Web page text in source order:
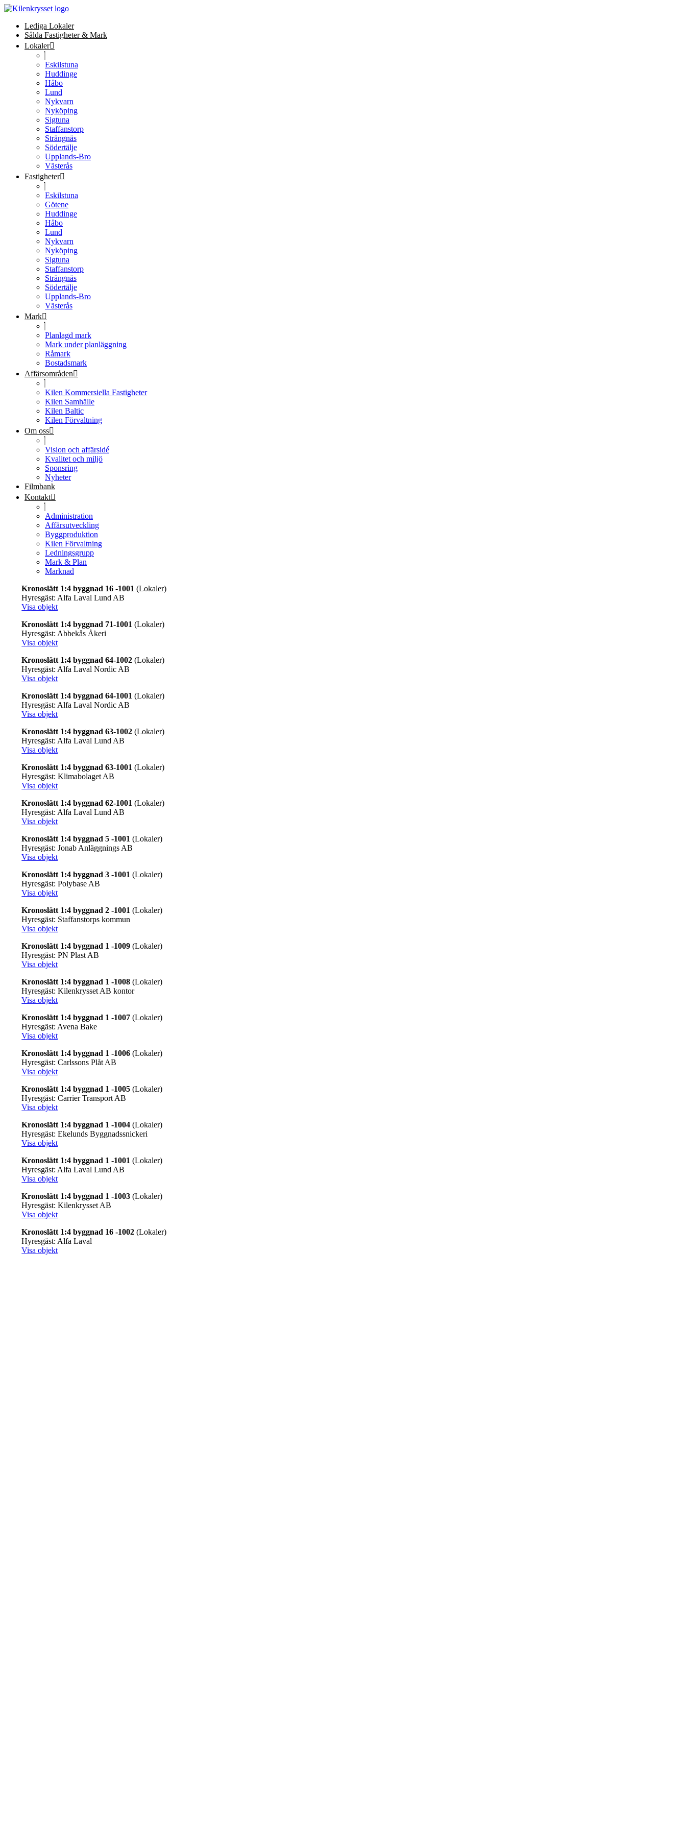
Lediga Lokaler
Sålda Fastigheter & Mark
Lokaler
Eskilstuna
Huddinge
Håbo
Lund
Nykvarn
Nyköping
Sigtuna
Staffanstorp
Strängnäs
Södertälje
Upplands-Bro
Västerås
Fastigheter
Eskilstuna
Götene
Huddinge
Håbo
Lund
Nykvarn
Nyköping
Sigtuna
Staffanstorp
Strängnäs
Södertälje
Upplands-Bro
Västerås
Mark
Planlagd mark
Mark under planläggning
Råmark
Bostadsmark
Affärsområden
Kilen Kommersiella Fastigheter
Kilen Samhälle
Kilen Baltic
Kilen Förvaltning
Om oss
Vision och affärsidé
Kvalitet och miljö
Sponsring
Nyheter
Filmbank
Kontakt
Administration
Affärsutveckling
Byggproduktion
Kilen Förvaltning
Ledningsgrupp
Mark & Plan
Marknad
Kronoslätt 1:4 byggnad 16 -1001 (Lokaler)
Hyresgäst: Alfa Laval Lund AB
Visa objekt
Kronoslätt 1:4 byggnad 71-1001 (Lokaler)
Hyresgäst: Abbekås Åkeri
Visa objekt
Kronoslätt 1:4 byggnad 64-1002 (Lokaler)
Hyresgäst: Alfa Laval Nordic AB
Visa objekt
Kronoslätt 1:4 byggnad 64-1001 (Lokaler)
Hyresgäst: Alfa Laval Nordic AB
Visa objekt
Kronoslätt 1:4 byggnad 63-1002 (Lokaler)
Hyresgäst: Alfa Laval Lund AB
Visa objekt
Kronoslätt 1:4 byggnad 63-1001 (Lokaler)
Hyresgäst: Klimabolaget AB
Visa objekt
Kronoslätt 1:4 byggnad 62-1001 (Lokaler)
Hyresgäst: Alfa Laval Lund AB
Visa objekt
Kronoslätt 1:4 byggnad 5 -1001 (Lokaler)
Hyresgäst: Jonab Anläggnings AB
Visa objekt
Kronoslätt 1:4 byggnad 3 -1001 (Lokaler)
Hyresgäst: Polybase AB
Visa objekt
Kronoslätt 1:4 byggnad 2 -1001 (Lokaler)
Hyresgäst: Staffanstorps kommun
Visa objekt
Kronoslätt 1:4 byggnad 1 -1009 (Lokaler)
Hyresgäst: PN Plast AB
Visa objekt
Kronoslätt 1:4 byggnad 1 -1008 (Lokaler)
Hyresgäst: Kilenkrysset AB kontor
Visa objekt
Kronoslätt 1:4 byggnad 1 -1007 (Lokaler)
Hyresgäst: Avena Bake
Visa objekt
Kronoslätt 1:4 byggnad 1 -1006 (Lokaler)
Hyresgäst: Carlssons Plåt AB
Visa objekt
Kronoslätt 1:4 byggnad 1 -1005 (Lokaler)
Hyresgäst: Carrier Transport AB
Visa objekt
Kronoslätt 1:4 byggnad 1 -1004 (Lokaler)
Hyresgäst: Ekelunds Byggnadssnickeri
Visa objekt
Kronoslätt 1:4 byggnad 1 -1001 (Lokaler)
Hyresgäst: Alfa Laval Lund AB
Visa objekt
Kronoslätt 1:4 byggnad 1 -1003 (Lokaler)
Hyresgäst: Kilenkrysset AB
Visa objekt
Kronoslätt 1:4 byggnad 16 -1002 (Lokaler)
Hyresgäst: Alfa Laval
Visa objekt